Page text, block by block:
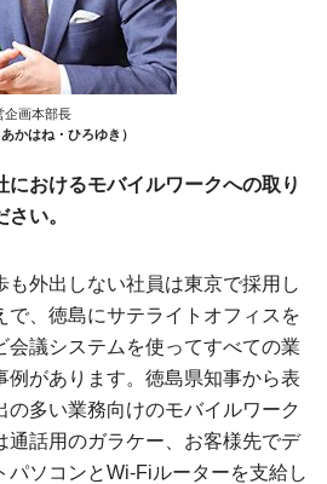
企画本部長
かはね・ひろゆき）
おけるモバイルワークへの取り
い。
も外出しない社員は東京で採用し
で、徳島にサテライトオフィスを
会議システムを使ってすべての業
例があります。徳島県知事から表
多い業務向けのモバイルワーク
通話用のガラケー、お客様先でデ
パソコンとWi-Fiルーターを支給し